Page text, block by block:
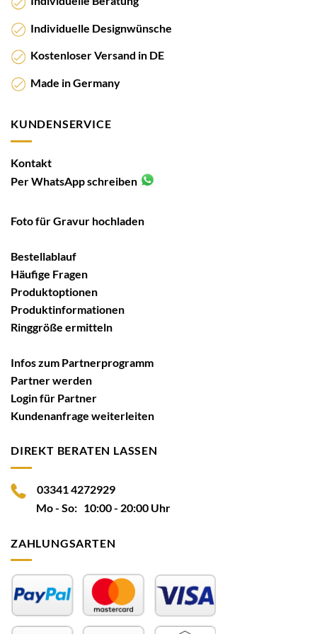
Individuelle Designwünsche
Kostenloser Versand in DE
Made in Germany
KUNDENSERVICE
Kontakt
Per WhatsApp schreiben
Foto für Gravur hochladen
Bestellablauf
Häufige Fragen
Produktoptionen
Produktinformationen
Ringgröße ermitteln
Infos zum Partnerprogramm
Partner werden
Login für Partner
Kundenanfrage weiterleiten
DIREKT BERATEN LASSEN
03341 4272929
Mo - So: 10:00 - 20:00 Uhr
ZAHLUNGSARTEN